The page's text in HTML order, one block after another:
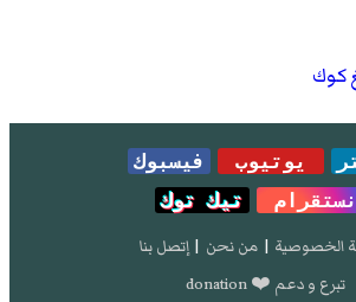
كوك
يوتيوب
فيسبوك
انستقرام
تيك توك
الخصوصية | من نحن | إتصل بنا
تبرع و دعم ❤️ donation